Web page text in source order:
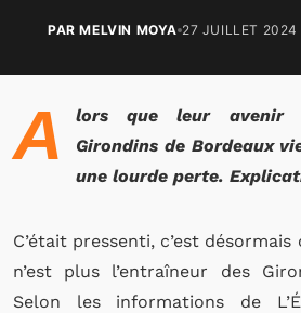
PAR MELVIN MOYA 27 JUILLET 2024
A
lors que leur avenir
Girondins de Bordeaux
une lourde perte.
C’était pressenti, c’est
n’est plus l’entraîneur des
Selon les informations de